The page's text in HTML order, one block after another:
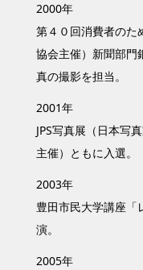
2000年
第４０回消費者のた
協会主催）新聞部門
真の撮影を担当。
2001年
JPS写真展（日本写
主催）ともに入選。
2003年
豊田市民大学講座「
演。
2005年